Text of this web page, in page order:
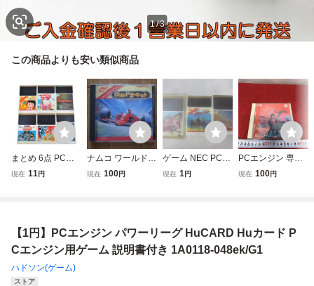
1/3
この商品よりも安い類似商品
まとめ 6点 PCエ
ンジン HuCARD
球 ちびまる子ちゃ
ん 0815-051
現在 11円
ナムコ ワールドサ
ーキット PCエン
現在 100円
ゲーム NEC PCエ
ンジン ソフト Hu
エクスポロー
現在 1円
PCエンジン 専用
ソフト レッドアラ
CD-ROM2 コンバ
ットゲーム
現在 100円
【1円】PCエンジン パワーリーグ HuCARD Huカード P
Cエンジン用ゲーム 説明書付き 1A0118-048ek/G1
ハドソン(ゲーム)
ストア